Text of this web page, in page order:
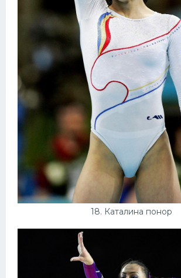
18. Каталина понор